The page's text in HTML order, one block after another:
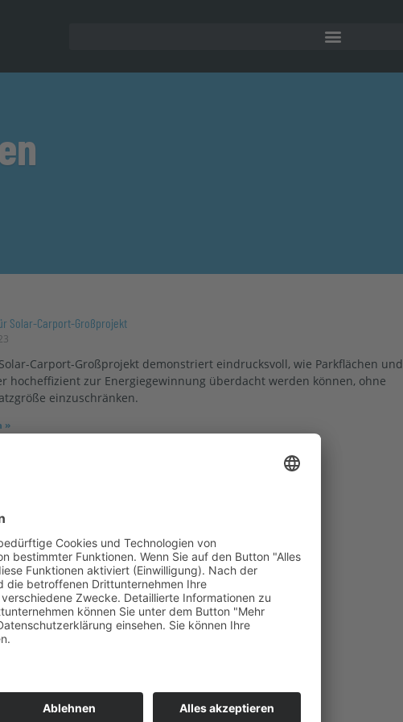
Solar-Carport-Großprojekt
Carport-Großprojekt demonstriert eindrucksvoll, wie Parkflächen und
hocheffizient zur Energiegewinnung überdacht werden können, ohne
einzuschränken.
»